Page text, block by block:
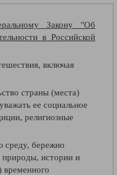
Закону "Об
в Российской
включая
страны (места)
ее социальное
религиозные
бережно
природы, истории и
временного